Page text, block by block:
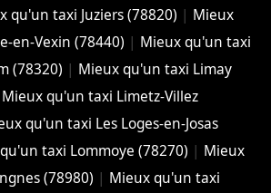
qu'un taxi Juziers (78820) | Mieux
en-Vexin (78440) | Mieux qu'un taxi
(78320) | Mieux qu'un taxi Limay
Mieux qu'un taxi Limetz-Villez
qu'un taxi Les Loges-en-Josas
taxi Lommoye (78270) | Mieux
(78980) | Mieux qu'un taxi